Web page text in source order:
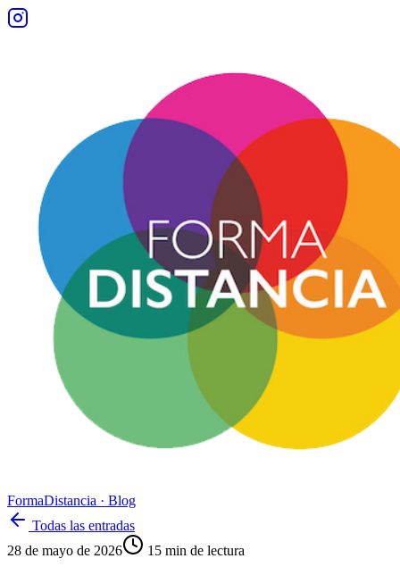
FormaDistancia · Blog
Todas las entradas
28 de mayo de 2026
15 min de lectura